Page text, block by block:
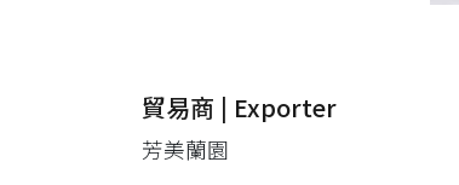
貿易商 | Exporter
芳美蘭園